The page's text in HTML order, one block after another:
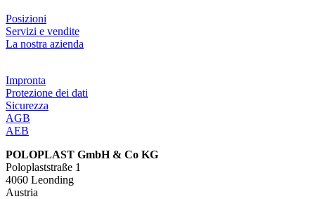
Posizioni
Servizi e vendite
La nostra azienda
Impronta
Protezione dei dati
Sicurezza
AGB
AEB
POLOPLAST GmbH & Co KG
Poloplaststraße 1
4060 Leonding
Austria